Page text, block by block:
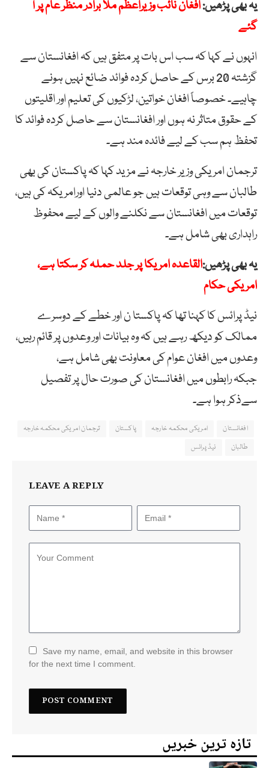
یہ بھی پڑھیں:افغان نائب وزیراعظم ملا برادر منظر عام پر آ
گئے
انہوں نے کہا کہ سب اس بات پر متفق ہیں کہ افغانستان سے
گزشتہ 20 برس کے حاصل کردہ فوائد ضائع نہیں ہونے
چاہیے۔ خصوصاً افغان خواتین، لڑکیوں کی تعلیم اور اقلیتوں
کے حقوق متاثر نہ ہوں اور افغانستان سے حاصل کردہ فوائد کا
تحفظ ہم سب کے لیے فائدہ مند ہے۔
ترجمان امریکی وزیر خارجہ نے مزید کہا کہ پاکستان کی بھی
طالبان سے وہی توقعات ہیں جو عالمی دنیا اورامریکہ کی ہیں،
توقعات میں افغانستان سے نکلنے والوں کے لیے محفوظ
راہداری بھی شامل ہے۔
یہ بھی پڑھیں:القاعدہ امریکا پر جلد حملہ کر سکتا ہے،
امریکی حکام
نیڈ پرائس کا کہنا تھا کہ پاکستا ن اور خطے کے دوسرے
ممالک کو دیکھ رہے ہیں کہ وہ بیانات اور وعدوں پر قائم رہیں،
وعدوں میں افغان عوام کی معاونت بھی شامل ہے،
جبکہ رابطوں میں افغانستان کی صورت حال پر تفصیل
سےذکر ہوا ہے۔
افغانستان امریکی محکمہ خارجہ پاکستان
ترجمان امریکی محکمہ خارجہ
طالبان
نیڈ پرائس
LEAVE A REPLY
Save my name, email, and website in this browser
for the next time I comment.
تازہ ترین خبریں